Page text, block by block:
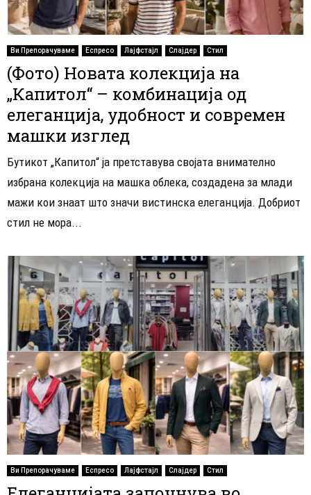
Ви Препорачуваме Еспресо Лајфстајл Слајдер Стил
(Фото) Новата колекција на
„Капитол“ – комбинација од
елеганција, удобност и современ
машки изглед
Бутикот „Капитол“ ја претставува својата внимателно
избрана колекција на машка облека, создадена за млади
мажи кои знаат што значи вистинска елеганција. Добриот
стил не мора...
Ви Препорачуваме Еспресо Лајфстајл Слајдер Стил